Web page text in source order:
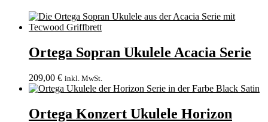
Ortega Sopran Ukulele Acacia Serie
209,00 € inkl. MwSt.
Ortega Konzert Ukulele Horizon